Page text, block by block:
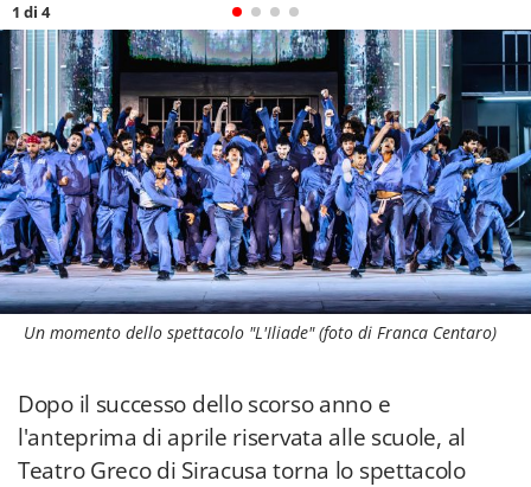
1 di 4
Un momento dello spettacolo "L'Iliade" (foto di Franca Centaro)
Dopo il successo dello scorso anno e
l'anteprima di aprile riservata alle scuole, al
Teatro Greco di Siracusa torna lo spettacolo